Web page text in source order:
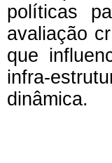
políticas
avaliação
que
infra-
dinâmica.